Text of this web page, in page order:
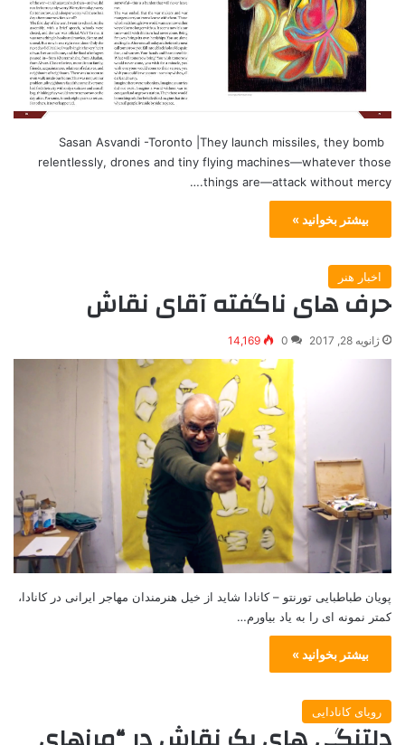
Sasan Asvandi -Toronto |They launch missiles, they bomb
relentlessly, drones and tiny flying machines—whatever those
things are—attack without mercy.…
بیشتر بخوانید »
اخبار هنر
حرف های ناگفته آقای نقاش
ژانویه 28, 2017 0
14,169
پویان طباطبایی تورنتو – کانادا شاید از خیل هنرمندان مهاجر ایرانی در کانادا،
کمتر نمونه ای را به یاد بیاورم…
بیشتر بخوانید »
رویای کانادایی